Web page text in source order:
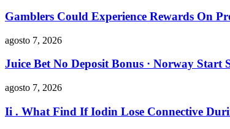
Gamblers Could Experience Rewards On
agosto 7, 2026
Juice Bet No Deposit Bonus · Norway Start
agosto 7, 2026
Ii . What Find If Iodin Lose Connective